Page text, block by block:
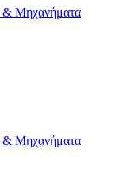
& Μηχανήματα
& Μηχανήματα